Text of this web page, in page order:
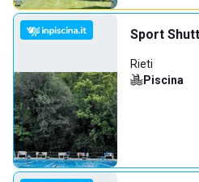
Sport
Rieti
Piscina